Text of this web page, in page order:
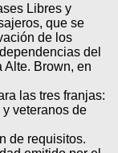
Libres y
que se
de los
del
Alte. Brown, en
las tres franjas:
veteranos de
de requisitos.